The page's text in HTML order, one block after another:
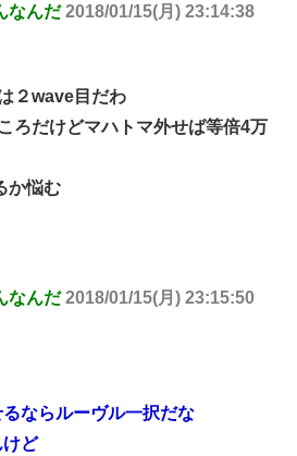
なんだ 2018/01/15(月) 23:14:38
２wave目だわ
ろだけどマハトマ外せば等倍4万
か悩む
なんだ 2018/01/15(月) 23:15:50
ならルーヴル一択だな
ど